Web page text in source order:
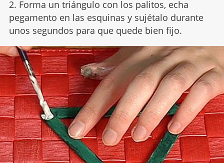
2. Forma un triángulo con los palitos, echa
pegamento en las esquinas y sujétalo durante
unos segundos para que quede bien fijo.